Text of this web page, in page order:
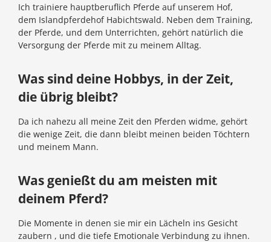
Ich trainiere hauptberuflich Pferde auf unserem Hof,
dem Islandpferdehof Habichtswald. Neben dem Training,
der Pferde, und dem Unterrichten, gehört natürlich die
Versorgung der Pferde mit zu meinem Alltag.
Was sind deine Hobbys, in der Zeit,
die übrig bleibt?
Da ich nahezu all meine Zeit den Pferden widme, gehört
die wenige Zeit, die dann bleibt meinen beiden Töchtern
und meinem Mann.
Was genießt du am meisten mit
deinem Pferd?
Die Momente in denen sie mir ein Lächeln ins Gesicht
zaubern , und die tiefe Emotionale Verbindung zu ihnen.